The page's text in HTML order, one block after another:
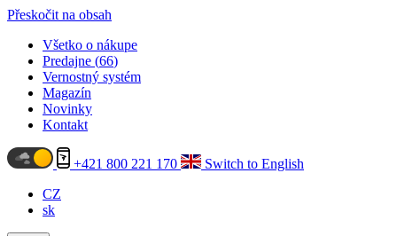
Přeskočit na obsah
Všetko o nákupe
Predajne (66)
Vernostný systém
Magazín
Novinky
Kontakt
+421 800 221 170
Switch to English
CZ
sk